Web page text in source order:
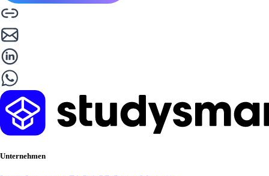
Unternehmen